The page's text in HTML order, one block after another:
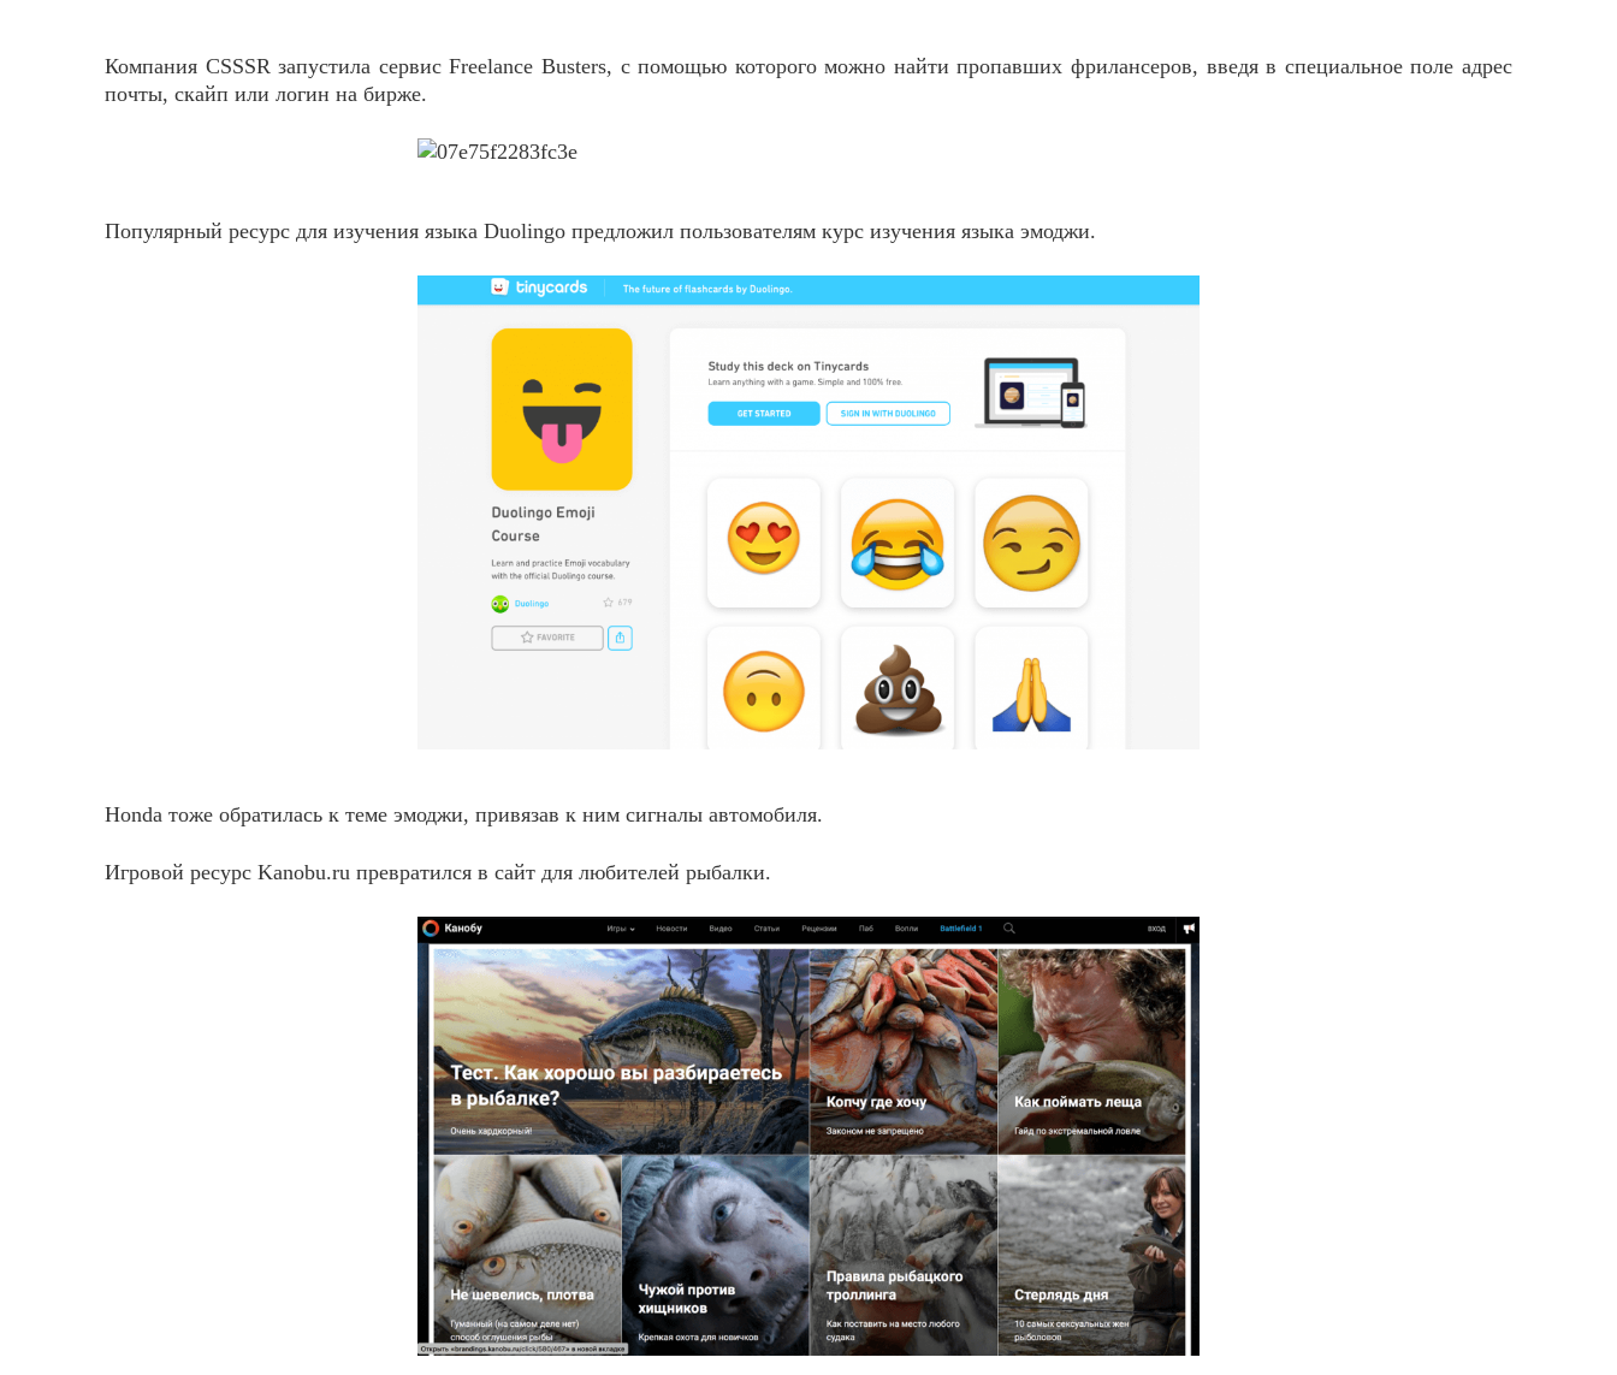
Компания CSSSR запустила сервис Freelance Busters, с помощью которого можно найти пропавших фрилансеров, введя в специальное поле адрес
почты, скайп или логин на бирже.
Популярный ресурс для изучения языка Duolingo предложил пользователям курс изучения языка эмоджи.
Honda тоже обратилась к теме эмоджи, привязав к ним сигналы автомобиля.
Игровой ресурс Kanobu.ru превратился в сайт для любителей рыбалки.